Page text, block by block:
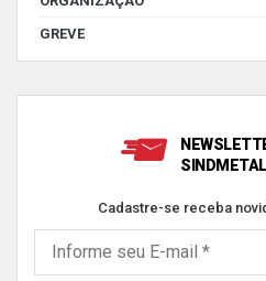
GREVE
SINDMETAL
Cadastre-se receba